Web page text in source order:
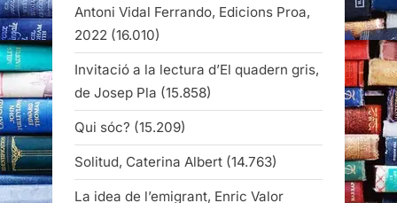
Antoni Vidal Ferrando, Edicions Proa,
2022 (16.010)
Invitació a la lectura d’El quadern gris,
de Josep Pla (15.858)
Qui sóc? (15.209)
Solitud, Caterina Albert (14.763)
La idea de l’emigrant, Enric Valor